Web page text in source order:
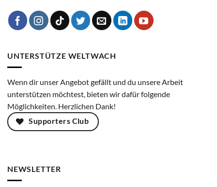
UNTERSTÜTZE WELTWACH
Wenn dir unser Angebot gefällt und du unsere Arbeit
unterstützen möchtest, bieten wir dafür folgende
Möglichkeiten. Herzlichen Dank!
Supporters Club
NEWSLETTER